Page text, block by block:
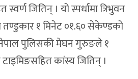
जितिन् । यो स्पर्धामा त्रिभुवन
१ मिनेट ०१.६० सेकेण्डको
पुलिसकी मेघन गुरुङले १
कांस्य जितिन् ।